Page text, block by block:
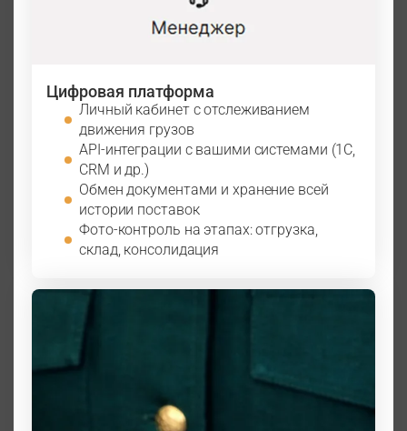
Цифровая платформа
Личный кабинет с отслеживанием
движения грузов
API-интеграции с вашими системами (1С,
CRM и др.)
Обмен документами и хранение всей
истории поставок
Фото-контроль на этапах: отгрузка,
склад, консолидация